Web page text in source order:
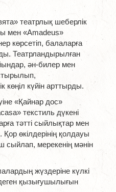
театрлық шеберлік
мен «Amadeus»
көрсетіп, балаларға
Театрландырылған
ән-билер мен
көңіл күйін арттырды.
«Қайнар дос»
текстиль дүкені
тәтті сыйлықтар мен
өкілдерінің қолдауы
сыйлап, мерекенің мәнін
жүздеріне күлкі
қызығушылығын